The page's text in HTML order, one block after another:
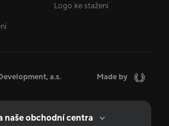
Logo ke stažení
a.s. Made by
naše obchodní centra